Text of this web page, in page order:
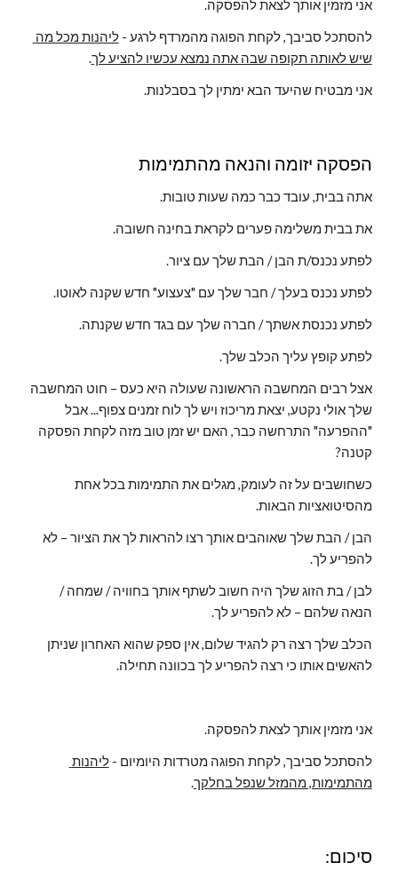
אני מזמין אותך לצאת להפסקה.
להסתכל סביבך, לקחת הפוגה מהמרדף לרגע -
שיש לאותה תקופה שבה אתה נמצא עכשיו להציע לך.
אני מבטיח שהיעד הבא ימתין לך בסבלנות.
הפסקה יזומה והנאה מהתמימות
אתה בבית, עובד כבר כמה שעות טובות.
את בבית משלימה פערים לקראת בחינה חשובה.
לפתע נכנס/ת הבן / הבת שלך עם ציור.
לפתע נכנס בעלך / חבר שלך עם "צעצוע" חדש שקנה לאוטו.
לפתע נכנסת אשתך / חברה שלך עם בגד חדש שקנתה.
לפתע קופץ עליך הכלב שלך.
קטנה?
מהסיטואציות הבאות.
להפריע לך.
הנאה שלהם – לא להפריע לך.
להאשים אותו כי רצה להפריע לך בכוונה תחילה.
אני מזמין אותך לצאת להפסקה.
להסתכל סביבך, לקחת הפוגה מטרדות היומיום -
מהתמימות, מהמזל שנפל בחלקך.
סיכום: